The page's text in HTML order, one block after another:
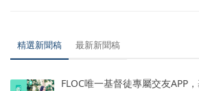
精選新聞稿 最新新聞稿
FLOC唯一基督徒專屬交友APP